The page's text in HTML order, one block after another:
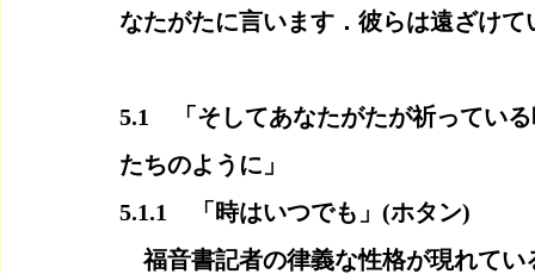
なたがたに言います．彼らは遠ざけ
5.1　「そしてあなたがたが祈ってい
たちのように」
5.1.1　「時はいつでも」(ホタン)
福音書記者の律義な性格が現れてい